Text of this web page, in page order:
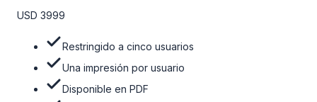
obtener más información, consulte la tabla de precios a
USD 3999
Restringido a cinco usuarios
Una impresión por usuario
Disponible en PDF